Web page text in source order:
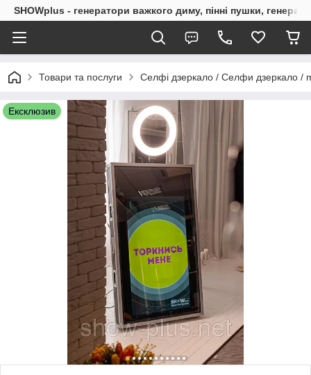
SHOWplus - генератори важкого диму, пінні пушки,
Товари та послуги Селфі дзеркало / Селфи дзеркало /
Ексклюзив